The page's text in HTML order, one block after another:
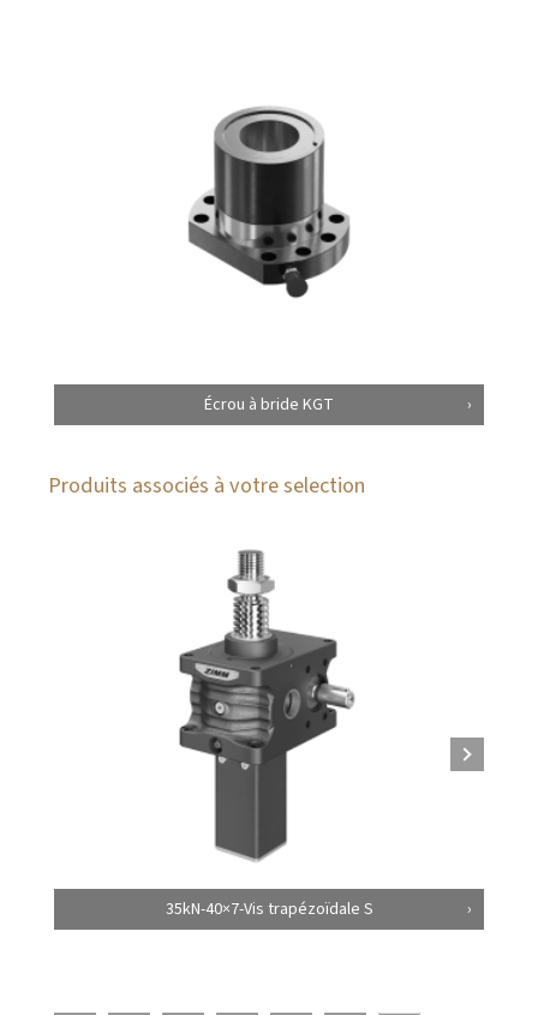
Écrou à bride KGT
Produits associés à votre selection
35kN-40×7-Vis trapézoïdale S